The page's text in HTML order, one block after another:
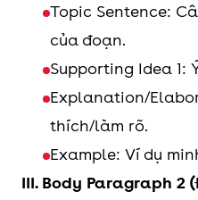
Topic Sentence:
của đoạn.
Supporting Idea 1:
Explanation/
thích/làm rõ.
Example: Ví dụ
III. Body Paragraph 2